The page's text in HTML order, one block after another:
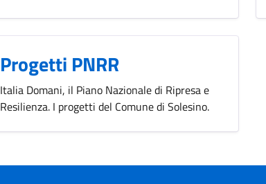
Progetti PNRR
Italia Domani, il Piano Nazionale di Ripresa e
Resilienza. I progetti del Comune di Solesino.